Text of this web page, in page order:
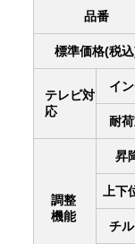
品番
標準価格(税
テレビ対
応
イ
耐
調整
機能
昇
上下
チ